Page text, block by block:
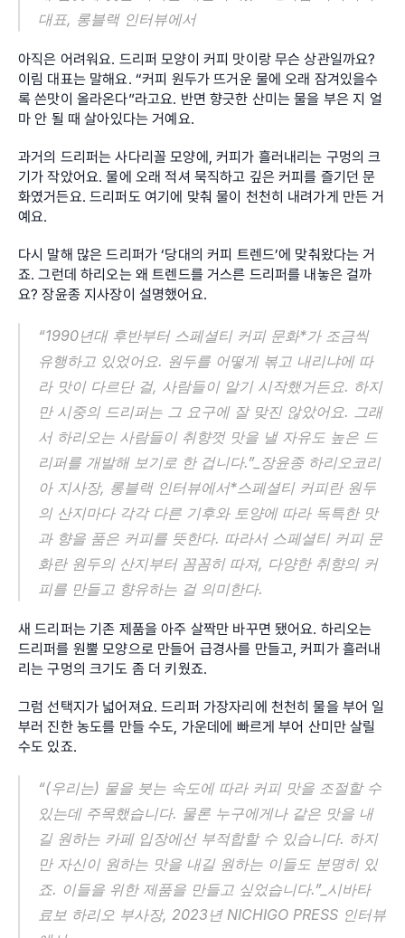
대표, 롱블랙 인터뷰에서
아직은 어려워요. 드리퍼 모양이 커피 맛이랑 무슨 상관일까요?
이림 대표는 말해요. “커피 원두가 뜨거운 물에 오래 잠겨있을수
록 쓴맛이 올라온다”라고요. 반면 향긋한 산미는 물을 부은 지 얼
마 안 될 때 살아있다는 거예요.
과거의 드리퍼는 사다리꼴 모양에, 커피가 흘러내리는 구멍의 크
기가 작았어요. 물에 오래 적셔 묵직하고 깊은 커피를 즐기던 문
화였거든요. 드리퍼도 여기에 맞춰 물이 천천히 내려가게 만든 거
예요.
다시 말해 많은 드리퍼가 ‘당대의 커피 트렌드’에 맞춰왔다는 거
죠. 그런데 하리오는 왜 트렌드를 거스른 드리퍼를 내놓은 걸까
요? 장윤종 지사장이 설명했어요.
“1990년대 후반부터 스페셜티 커피 문화*가 조금씩
유행하고 있었어요. 원두를 어떻게 볶고 내리냐에 따
라 맛이 다르단 걸, 사람들이 알기 시작했거든요. 하지
만 시중의 드리퍼는 그 요구에 잘 맞진 않았어요. 그래
서 하리오는 사람들이 취향껏 맛을 낼 자유도 높은 드
리퍼를 개발해 보기로 한 겁니다.”_장윤종 하리오코리
아 지사장, 롱블랙 인터뷰에서*스페셜티 커피란 원두
의 산지마다 각각 다른 기후와 토양에 따라 독특한 맛
과 향을 품은 커피를 뜻한다. 따라서 스페셜티 커피 문
화란 원두의 산지부터 꼼꼼히 따져, 다양한 취향의 커
피를 만들고 향유하는 걸 의미한다.
새 드리퍼는 기존 제품을 아주 살짝만 바꾸면 됐어요. 하리오는
드리퍼를 원뿔 모양으로 만들어 급경사를 만들고, 커피가 흘러내
리는 구멍의 크기도 좀 더 키웠죠.
그럼 선택지가 넓어져요. 드리퍼 가장자리에 천천히 물을 부어 일
부러 진한 농도를 만들 수도, 가운데에 빠르게 부어 산미만 살릴
수도 있죠.
“(우리는) 물을 붓는 속도에 따라 커피 맛을 조절할 수
있는데 주목했습니다. 물론 누구에게나 같은 맛을 내
길 원하는 카페 입장에선 부적합할 수 있습니다. 하지
만 자신이 원하는 맛을 내길 원하는 이들도 분명히 있
죠. 이들을 위한 제품을 만들고 싶었습니다.”_시바타
료보 하리오 부사장, 2023년 NICHIGO PRESS 인터뷰